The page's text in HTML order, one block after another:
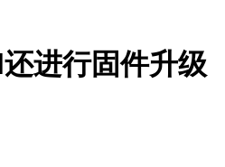
进行固件升级